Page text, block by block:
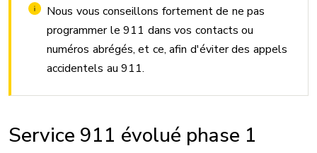
Nous vous conseillons fortement de ne pas
programmer le 911 dans vos contacts ou
numéros abrégés, et ce, afin d'éviter des appels
accidentels au 911.
Service 911 évolué phase 1